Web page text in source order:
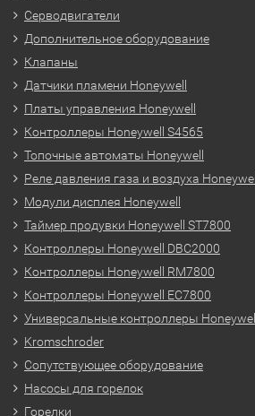
Серводвигатели
Дополнительное оборудование
Клапаны
Датчики пламени Honeywell
Платы управления Honeywell
Контроллеры Honeywell S4565
Топочные автоматы Honeywell
Реле давления газа и воздуха Honeywell
Модули дисплея Honeywell
Таймер продувки Honeywell ST7800
Контроллеры Honeywell DBC2000
Контроллеры Honeywell RM7800
Контроллеры Honeywell EC7800
Универсальные контроллеры Honeywell
Kromschroder
Сопутствующее оборудование
Насосы для горелок
Горелки